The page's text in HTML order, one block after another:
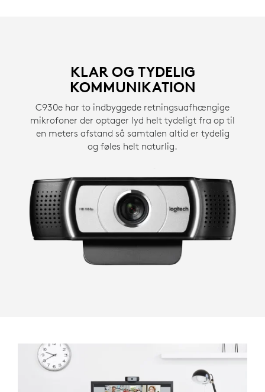
KLAR OG TYDELIG
KOMMUNIKATION
C930e har to indbyggede retningsuafhængige
mikrofoner der optager lyd helt tydeligt fra op til
en meters afstand så samtalen altid er tydelig
og føles helt naturlig.